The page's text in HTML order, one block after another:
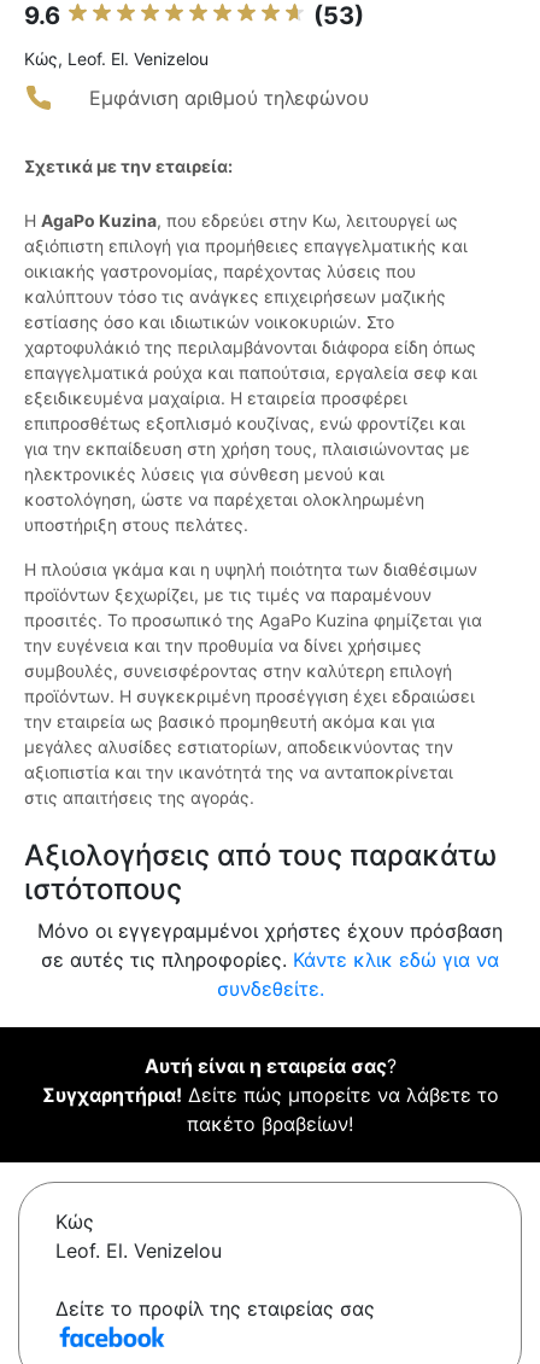
9.6 (53)
Κώς, Leof. El. Venizelou
Εμφάνιση αριθμού τηλεφώνου
Σχετικά με την εταιρεία:
Η AgaPo Kuzina, που εδρεύει στην Κω, λειτουργεί ως
αξιόπιστη επιλογή για προμήθειες επαγγελματικής και
οικιακής γαστρονομίας, παρέχοντας λύσεις που
καλύπτουν τόσο τις ανάγκες επιχειρήσεων μαζικής
εστίασης όσο και ιδιωτικών νοικοκυριών. Στο
χαρτοφυλάκιό της περιλαμβάνονται διάφορα είδη όπως
επαγγελματικά ρούχα και παπούτσια, εργαλεία σεφ και
εξειδικευμένα μαχαίρια. Η εταιρεία προσφέρει
επιπροσθέτως εξοπλισμό κουζίνας, ενώ φροντίζει και
για την εκπαίδευση στη χρήση τους, πλαισιώνοντας με
ηλεκτρονικές λύσεις για σύνθεση μενού και
κοστολόγηση, ώστε να παρέχεται ολοκληρωμένη
υποστήριξη στους πελάτες.
Η πλούσια γκάμα και η υψηλή ποιότητα των διαθέσιμων
προϊόντων ξεχωρίζει, με τις τιμές να παραμένουν
προσιτές. Το προσωπικό της AgaPo Kuzina φημίζεται για
την ευγένεια και την προθυμία να δίνει χρήσιμες
συμβουλές, συνεισφέροντας στην καλύτερη επιλογή
προϊόντων. Η συγκεκριμένη προσέγγιση έχει εδραιώσει
την εταιρεία ως βασικό προμηθευτή ακόμα και για
μεγάλες αλυσίδες εστιατορίων, αποδεικνύοντας την
αξιοπιστία και την ικανότητά της να ανταποκρίνεται
στις απαιτήσεις της αγοράς.
Αξιολογήσεις από τους παρακάτω
ιστότοπους
Μόνο οι εγγεγραμμένοι χρήστες έχουν πρόσβαση
σε αυτές τις πληροφορίες. Κάντε κλικ εδώ για να
συνδεθείτε.
Αυτή είναι η εταιρεία σας?
Συγχαρητήρια! Δείτε πώς μπορείτε να λάβετε το
πακέτο βραβείων!
Κώς
Leof. El. Venizelou
Δείτε το προφίλ της εταιρείας σας